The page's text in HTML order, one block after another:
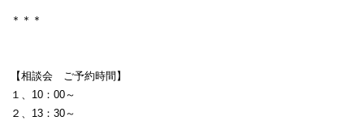
＊＊＊
【相談会 ご予約時間】
１、10：00～
２、13：30～